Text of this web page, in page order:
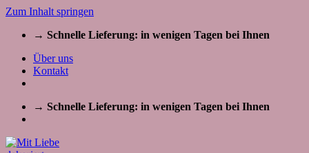
Zum Inhalt springen
→ Schnelle Lieferung: in wenigen Tagen bei Ihnen
Über uns
Kontakt
→ Schnelle Lieferung: in wenigen Tagen bei Ihnen